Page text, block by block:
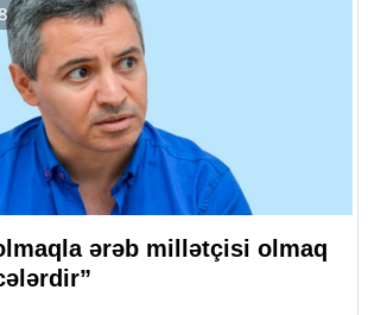
ərəb millətçisi olmaq